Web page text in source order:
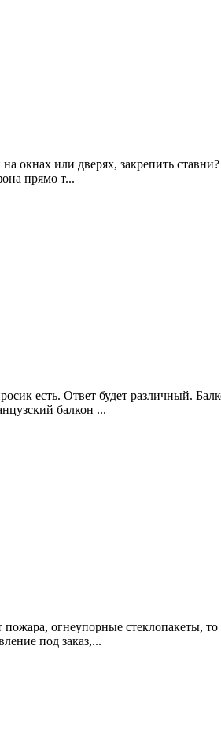
окнах или дверях, закрепить
прямо т...
есть. Ответ будет различный.
балкон ...
огнеупорные стеклопакеты, то
под заказ,...